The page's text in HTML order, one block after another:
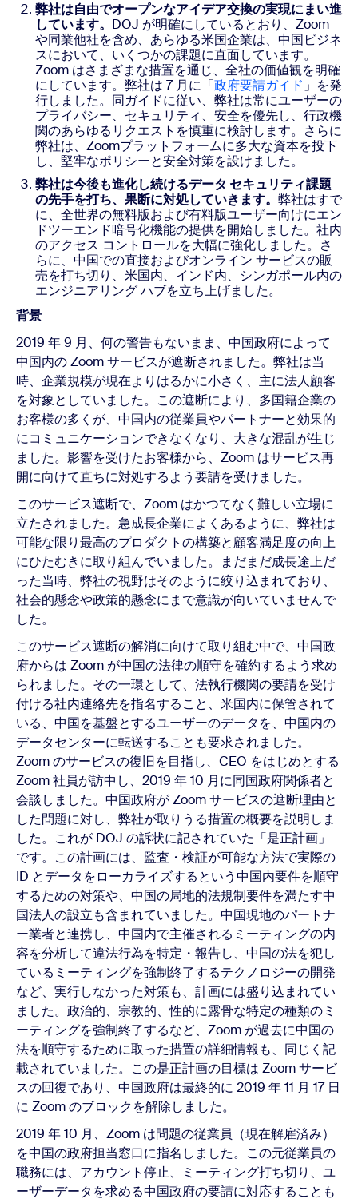
弊社は自由でオープンなアイデア交換の実現にまい進
しています。 DOJ が明確にしているとおり、Zoom
や同業他社を含め、あらゆる米国企業は、中国ビジネ
スにおいて、いくつかの課題に直面しています。
Zoom はさまざまな措置を通じ、全社の価値観を明確
にしています。弊社は 7 月に「政府要請ガイド」を発
行しました。同ガイドに従い、弊社は常にユーザーの
プライバシー、セキュリティ、安全を優先し、行政機
関のあらゆるリクエストを慎重に検討します。さらに
弊社は、Zoomプラットフォームに多大な資本を投下
し、堅牢なポリシーと安全対策を設けました。
弊社は今後も進化し続けるデータ セキュリティ課題
の先手を打ち、果断に対処していきます。 弊社はすで
に、全世界の無料版および有料版ユーザー向けにエン
ドツーエンド暗号化機能の提供を開始しました。社内
のアクセス コントロールを大幅に強化しました。さ
らに、中国での直接およびオンライン サービスの販
売を打ち切り、米国内、インド内、シンガポール内の
エンジニアリング ハブを立ち上げました。
背景
2019 年 9 月、何の警告もないまま、中国政府によって
中国内の Zoom サービスが遮断されました。弊社は当
時、企業規模が現在よりはるかに小さく、主に法人顧客
を対象としていました。この遮断により、多国籍企業の
お客様の多くが、中国内の従業員やパートナーと効果的
にコミュニケーションできなくなり、大きな混乱が生じ
ました。影響を受けたお客様から、Zoom はサービス再
開に向けて直ちに対処するよう要請を受けました。
このサービス遮断で、Zoom はかつてなく難しい立場に
立たされました。急成長企業によくあるように、弊社は
可能な限り最高のプロダクトの構築と顧客満足度の向上
にひたむきに取り組んでいました。まだまだ成長途上だ
った当時、弊社の視野はそのように絞り込まれており、
社会的懸念や政策的懸念にまで意識が向いていませんで
した。
このサービス遮断の解消に向けて取り組む中で、中国政
府からは Zoom が中国の法律の順守を確約するよう求め
られました。その一環として、法執行機関の要請を受け
付ける社内連絡先を指名すること、米国内に保管されて
いる、中国を基盤とするユーザーのデータを、中国内の
データセンターに転送することも要求されました。
Zoom のサービスの復旧を目指し、CEO をはじめとする
Zoom 社員が訪中し、2019 年 10 月に同国政府関係者と
会談しました。中国政府が Zoom サービスの遮断理由と
した問題に対し、弊社が取りうる措置の概要を説明しま
した。これが DOJ の訴状に記されていた「是正計画」
です。この計画には、監査・検証が可能な方法で実際の
ID とデータをローカライズするという中国内要件を順守
するための対策や、中国の局地的法規制要件を満たす中
国法人の設立も含まれていました。中国現地のパートナ
ー業者と連携し、中国内で主催されるミーティングの内
容を分析して違法行為を特定・報告し、中国の法を犯し
ているミーティングを強制終了するテクノロジーの開発
など、実行しなかった対策も、計画には盛り込まれてい
ました。政治的、宗教的、性的に露骨な特定の種類のミ
ーティングを強制終了するなど、Zoom が過去に中国の
法を順守するために取った措置の詳細情報も、同じく記
載されていました。この是正計画の目標は Zoom サービ
スの回復であり、中国政府は最終的に 2019 年 11 月 17 日
に Zoom のブロックを解除しました。
2019 年 10 月、Zoom は問題の従業員（現在解雇済み）
を中国の政府担当窓口に指名しました。この元従業員の
職務には、アカウント停止、ミーティング打ち切り、ユ
ーザーデータを求める中国政府の要請に対応することも